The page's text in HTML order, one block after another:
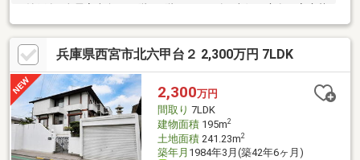
園も楽しめます）■キッチンに勝手口有■リフォーム履歴有・2020
年11月：玄関ドア鍵交換・2020年11月：内装リフォーム(1階・階
段・2階廊下壁紙・1階2階畳、襖 障子、1階2階トイレ交換)・2021
年3月：室外給湯器凍結により、管と基盤取り替え・2021年4月：
外壁・屋根塗装・2022年4.月：庭南面 目隠しフェンス取り付
け・2024年9月：排水管高圧洗浄 等
兵庫県西宮市北六甲台２ 2,300万円 7LDK
2,300万円
間取り 7LDK
建物面積195m2
土地面積241.23m2
築年月 1984年3月(築42年6ヶ月)